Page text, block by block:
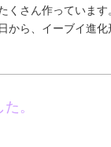
くさん作っています
から、イーブイ進
。